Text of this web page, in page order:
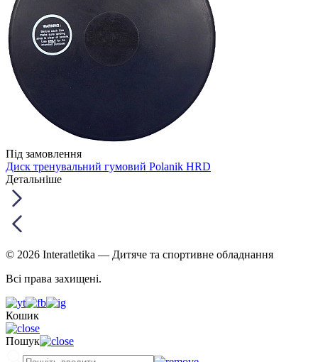
Під замовлення
Диск тренувальний гумовий Polanik HRD
Детальніше
© 2026 Interatletika — Дитяче та спортивне обладнання
Всі права захищені.
Кошик
Пошук